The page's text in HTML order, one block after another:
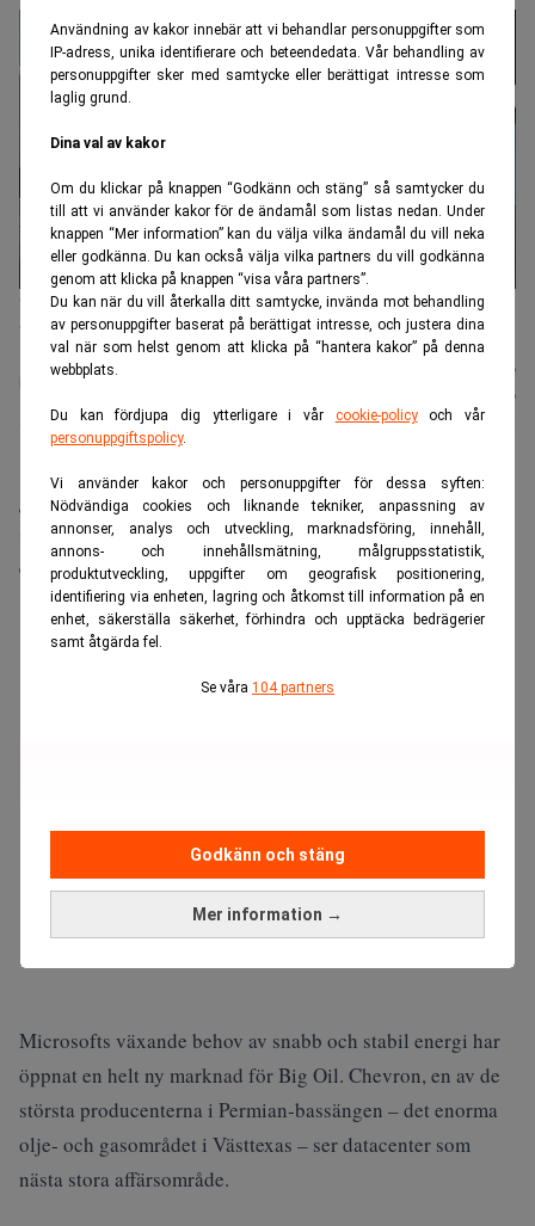
Användning av kakor innebär att vi behandlar personuppgifter som
IP-adress, unika identifierare och beteendedata. Vår behandling av
personuppgifter sker med samtycke eller berättigat intresse som
laglig grund.
Dina val av kakor
Om du klickar på knappen “Godkänn och stäng” så samtycker du
till att vi använder kakor för de ändamål som listas nedan. Under
knappen “Mer information” kan du välja vilka ändamål du vill neka
eller godkänna. Du kan också välja vilka partners du vill godkänna
genom att klicka på knappen “visa våra partners”.
Du kan när du vill återkalla ditt samtycke, invända mot behandling
av personuppgifter baserat på berättigat intresse, och justera dina
val när som helst genom att klicka på “hantera kakor” på denna
webbplats.
Du kan fördjupa dig ytterligare i vår cookie-policyoch vår
personuppgiftspolicy.
Vi använder kakor och personuppgifter för dessa syften:
Nödvändiga cookies och liknande tekniker, anpassning av
annonser, analys och utveckling, marknadsföring, innehåll,
annons- och innehållsmätning, målgruppsstatistik,
produktutveckling, uppgifter om geografisk positionering,
identifiering via enheten, lagring och åtkomst till information på en
enhet, säkerställa säkerhet, förhindra och upptäcka bedrägerier
samt åtgärda fel.
Se våra 104 partners
Mer information →
Godkänn och stäng
Chevron blir Microsofts partner när AI-boomen driver upp behovet
av el. (Foto: Jeff Chiu /AP/TT/)
Karin
08 aug. 2026
08 aug. 2026
Microsoft lättar på klimatkraven för att kunna
expandera sin AI-satsning. I ett nytt samarbete
levererar oljejätten Chevron naturgasbaserad kraft till
det stora datacentret i Texas.
ANNONS
Microsofts växande behov av snabb och stabil energi har
öppnat en helt ny marknad för Big Oil. Chevron, en av de
största producenterna i Permian‑bassängen – det enorma
olje‑ och gasområdet i Västtexas – ser datacenter som
nästa stora affärsområde.